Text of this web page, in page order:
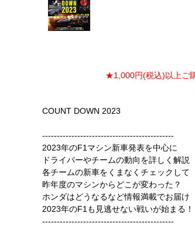
★1,000円(税込)以上ご
COUNT DOWN 2023
---------------------------------------------
2023年のF1マシン新車発表を中心に
ドライバーやチームの動向を詳しく解説
各チームの新車をくまなくチェックして
昨年度のマシンからどこが変わった？
ホンダはどうなるなど情報満載でお届け
2023年のF1も見逃せない戦いが始まる！
---------------------------------------------